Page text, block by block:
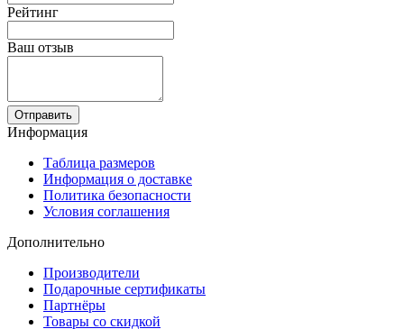
Рейтинг
Ваш отзыв
Отправить
Информация
Таблица размеров
Информация о доставке
Политика безопасности
Условия соглашения
Дополнительно
Производители
Подарочные сертификаты
Партнёры
Товары со скидкой